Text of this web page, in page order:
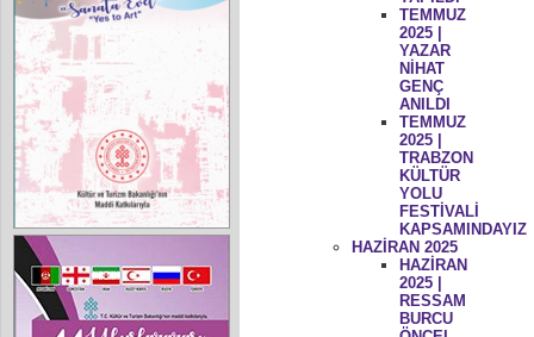
TEMMUZ
2025 |
YAZAR
NİHAT
GENÇ
ANILDI
TEMMUZ
2025 |
TRABZON
KÜLTÜR
YOLU
FESTİVALİ
KAPSAMINDAYIZ
HAZİRAN 2025
HAZİRAN
2025 |
RESSAM
BURCU